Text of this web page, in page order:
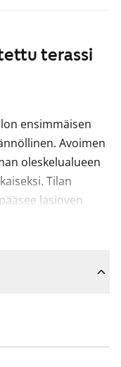
terassi
ensimmäisen
Avoimen
oleskelualueen
Tilan
lasioven
ovat ajattoman
puusyykuvioiset
ja työtaso
kuuluu
ja